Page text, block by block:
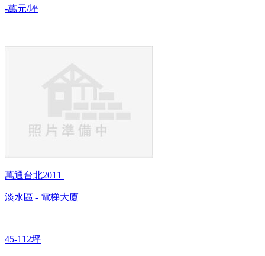
-萬元/坪
萬通台北2011
淡水區 - 電梯大廈
45-112坪